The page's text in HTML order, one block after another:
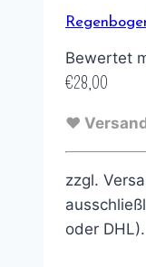
Bewertet
€28,00
♥
zzgl.
oder DHL).